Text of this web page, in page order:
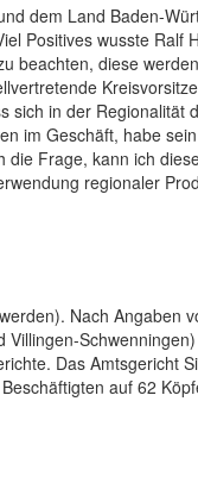
dem Land Baden-
Positives wusste
beachten, diese
in der Regionalität
im Geschäft, habe
Frage, kann ich
regionaler
Nach
Das Amtsgericht
auf 62